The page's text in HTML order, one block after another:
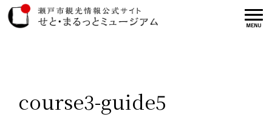
course3-guide5